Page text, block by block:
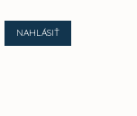
NAHLÁSIŤ